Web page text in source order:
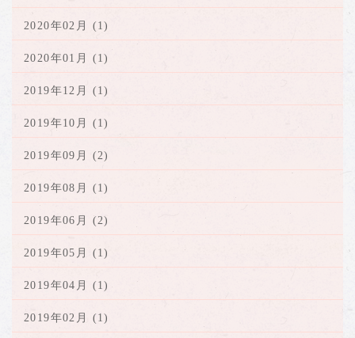
2020年02月 (1)
2020年01月 (1)
2019年12月 (1)
2019年10月 (1)
2019年09月 (2)
2019年08月 (1)
2019年06月 (2)
2019年05月 (1)
2019年04月 (1)
2019年02月 (1)